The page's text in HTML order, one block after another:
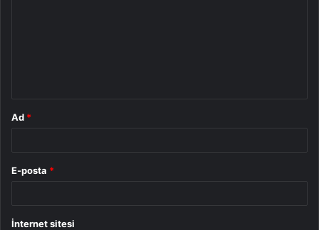
Ad *
E-posta *
İnternet sitesi